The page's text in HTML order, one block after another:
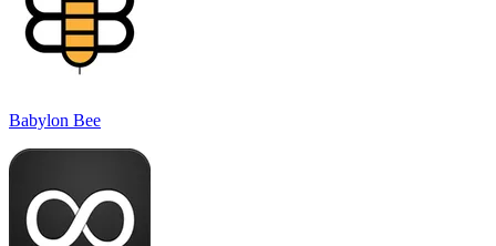
Babylon Bee